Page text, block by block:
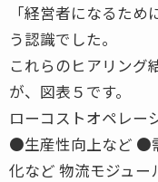
「経営者になるた
う認識でした。
これらのヒアリング
が、図表５です。
ローコストオペレー
●生産性向上など ●
化など 物流モジュー